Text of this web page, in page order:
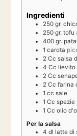
Ingredienti
250 gr.
250 gr. tofu
400 gr.
1 carota
2 Cc salsa
4 Cc lievito
2 Cc
2 Cc farina
1 cc sale
1 Cc spezie
1 Cc olio
Per la salsa
4 dl latte di